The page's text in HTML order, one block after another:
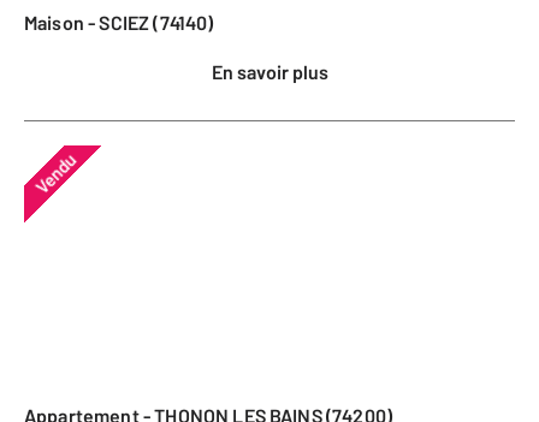
Maison - SCIEZ (74140)
En savoir plus
Vendu
Appartement - THONON LES BAINS (74200)